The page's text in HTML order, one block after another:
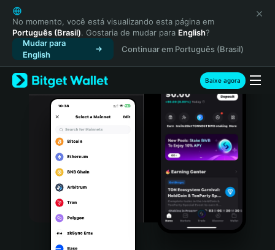
English
日本語
Tiếng Việt
Русский
Español (Latinoamérica)
Türkçe
Italiano
Português (Portugal)
Bahasa Indonesia
No momento, você está visualizando esta página em
Português (Brasil). Gostaria de mudar para English?
Mudar para
English
Continuar em Português (Brasil)
Baixe agora